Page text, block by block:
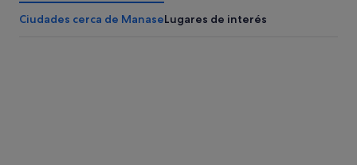
Ciudades cerca de ManaseLugares de interés